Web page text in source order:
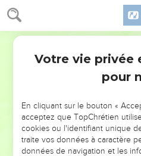
NE MANQUEZ
DE
ET SI LEURS ERREURS
Votre vie privée
pour
En cliquant sur le bouton «
acceptez que TopChrétien
cookies ou l'identifiant unique
traite vos données à caractère
données de navigation et les